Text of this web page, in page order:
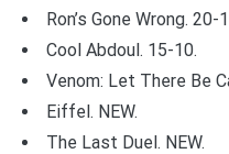
Ron’s Gone Wrong. 20-
Cool Abdoul. 15-10.
Venom: Let There Be
Eiffel. NEW.
The Last Duel. NEW.